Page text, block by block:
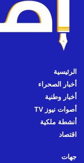
الرئيسية
أخبار الصحراء
أخبار وطنية
أصوات نيوز TV
أنشطة ملكية
اقتصاد
جهات